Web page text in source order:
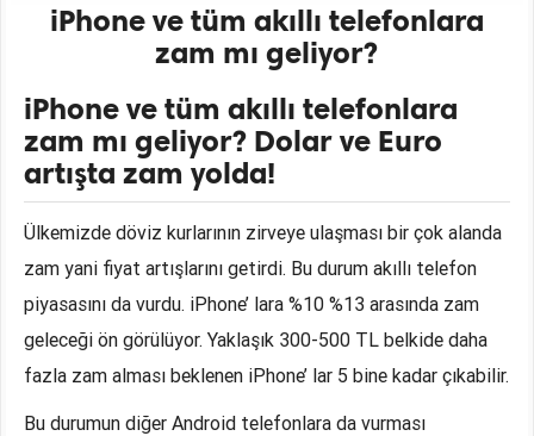
iPhone ve tüm akıllı telefonlara
zam mı geliyor?
iPhone ve tüm akıllı telefonlara
zam mı geliyor? Dolar ve Euro
artışta zam yolda!
Ülkemizde döviz kurlarının zirveye ulaşması bir çok alanda
zam yani fiyat artışlarını getirdi. Bu durum akıllı telefon
piyasasını da vurdu. iPhone’ lara %10 %13 arasında zam
geleceği ön görülüyor. Yaklaşık 300-500 TL belkide daha
fazla zam alması beklenen iPhone’ lar 5 bine kadar çıkabilir.
Bu durumun diğer Android telefonlara da vurması